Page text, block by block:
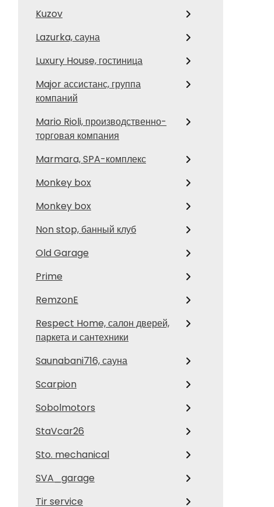
Kuzov
Lazurka, сауна
Luxury House, гостиница
Major ассистанс, группа
компаний
Mario Rioli, производственно-
торговая компания
Marmara, SPA-комплекс
Monkey box
Monkey box
Non stop, банный клуб
Old Garage
Prime
RemzonE
Respect Home, салон дверей,
паркета и сантехники
Saunabani716, сауна
Scarpion
Sobolmotors
StaVcar26
Sto. mechanical
SVA_garage
Tir service